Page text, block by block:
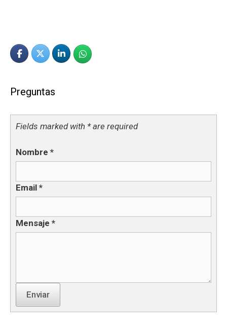
Preguntas
Fields marked with * are required
Nombre *
Email *
Mensaje *
Enviar